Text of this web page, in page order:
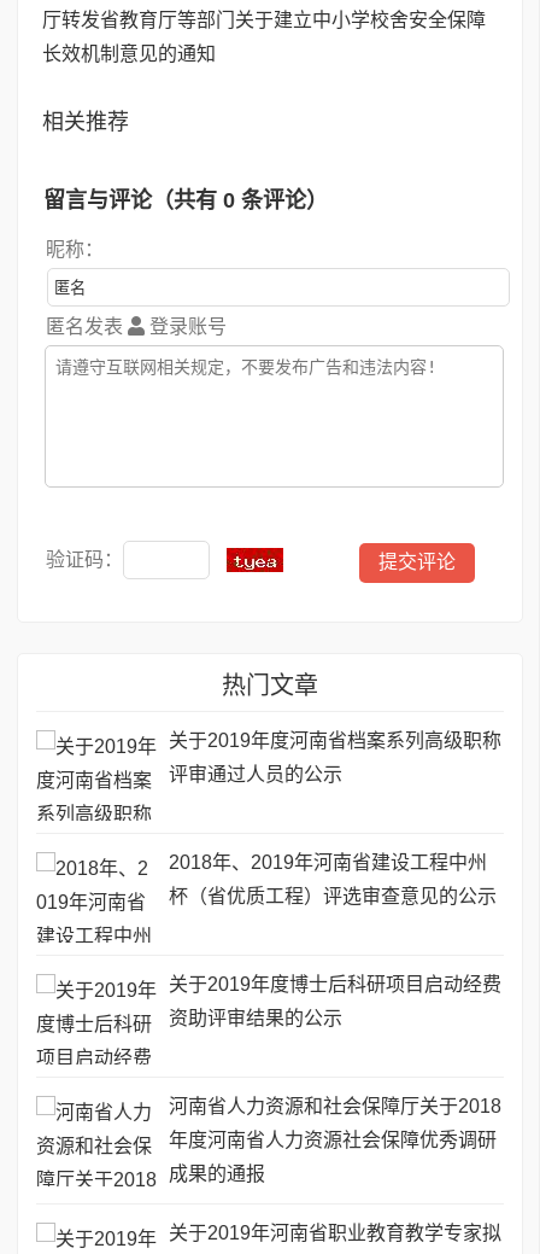
厅转发省教育厅等部门关于建立中小学校舍安全保障
长效机制意见的通知
相关推荐
留言与评论（共有 0 条评论）
昵称：
匿名发表 登录账号
验证码：
热门文章
关于2019年度河南省档案系列高级职称
评审通过人员的公示
2018年、2019年河南省建设工程中州
杯（省优质工程）评选审查意见的公示
关于2019年度博士后科研项目启动经费
资助评审结果的公示
河南省人力资源和社会保障厅关于2018
年度河南省人力资源社会保障优秀调研
成果的通报
关于2019年河南省职业教育教学专家拟